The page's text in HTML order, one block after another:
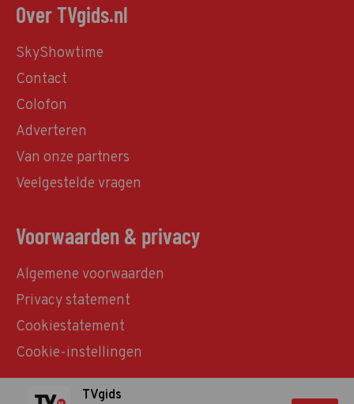
Over TVgids.nl
SkyShowtime
Contact
Colofon
Adverteren
Van onze partners
Veelgestelde vragen
Voorwaarden & privacy
Algemene voorwaarden
Privacy statement
Cookiestatement
Cookie-instellingen
TVgids